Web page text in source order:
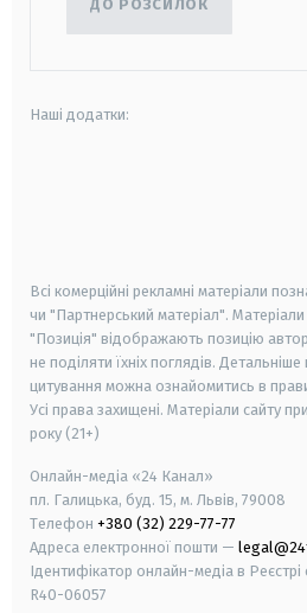
ДО РОЗСИЛОК
Наші додатки:
Всі комерційні рекламні матеріали
чи "Партнерський матеріал".
"Позиція" відображають позицію
не поділяти їхніх поглядів.
цитування можна ознайомитись в
Усі права захищені. Матеріали сайту
року (21+)
Онлайн-медіа «24 Канал»
пл. Галицька, буд. 15, м. Львів, 79008
Телефон +380 (32) 229-77-77
Адреса електронної пошти —
Ідентифікатор онлайн-медіа в Реєстрі
R40-06057